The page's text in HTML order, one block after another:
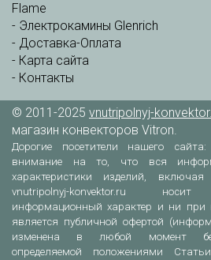
Flame
- Электрокамины Glenrich
- Доставка-Оплата
- Карта сайта
- Контакты
© 2011-2025 vnutripolnyj-
магазин конвекторов Vitron.
Дорогие посетители нашего
внимание на то, что вся
характеристики изделий,
vnutripolnyj-konvektor.ru носит
информационный характер и ни при
является публичной офертой
изменена в любой момент без
определяемой положениями